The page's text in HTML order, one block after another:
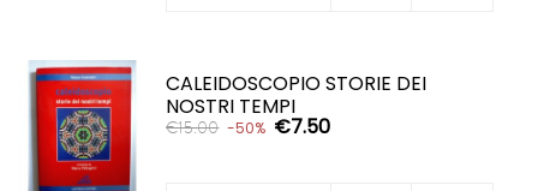
CALEIDOSCOPIO STORIE DEI
NOSTRI TEMPI
€15.00 -50% €7.50